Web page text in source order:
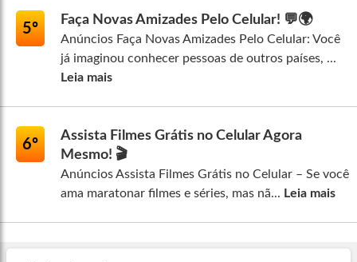
5º
Faça Novas Amizades Pelo Celular! 💬🌍
Anúncios Faça Novas Amizades Pelo Celular: Você
já imaginou conhecer pessoas de outros países, ...
Leia mais
6º
Assista Filmes Grátis no Celular Agora
Mesmo! 🎬
Anúncios Assista Filmes Grátis no Celular – Se você
ama maratonar filmes e séries, mas nã... Leia mais